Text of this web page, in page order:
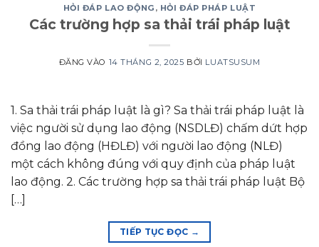
HỎI ĐÁP LAO ĐỘNG , HỎI ĐÁP PHÁP LUẬT
Các trường hợp sa thải trái pháp luật
ĐĂNG VÀO 14 THÁNG 2, 2025 BỞI LUATSUSUM
1. Sa thải trái pháp luật là gì? Sa thải trái pháp luật là
việc người sử dụng lao động (NSDLĐ) chấm dứt hợp
đồng lao động (HĐLĐ) với người lao động (NLĐ)
một cách không đúng với quy định của pháp luật
lao động. 2. Các trường hợp sa thải trái pháp luật Bộ
[…]
TIẾP TỤC ĐỌC →